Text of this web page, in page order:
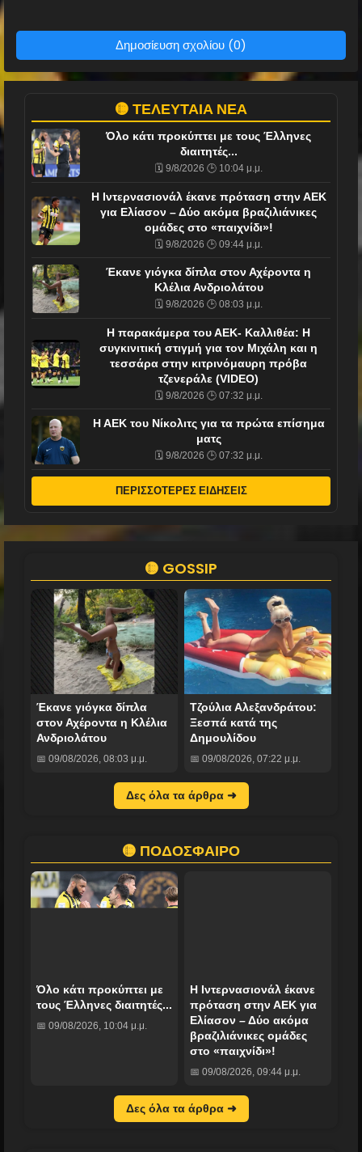
Δημοσίευση σχολίου (0)
🟡 ΤΕΛΕΥΤΑΙΑ ΝΕΑ
Όλο κάτι προκύπτει με τους Έλληνες
διαιτητές...
🗓️ 9/8/2026 🕒 10:04 μ.μ.
H Ιντερνασιονάλ έκανε πρόταση στην ΑΕΚ
για Ελίασον – Δύο ακόμα βραζιλιάνικες
ομάδες στο «παιχνίδι»!
🗓️ 9/8/2026 🕒 09:44 μ.μ.
Έκανε γιόγκα δίπλα στον Αχέροντα η
Κλέλια Ανδριολάτου
🗓️ 9/8/2026 🕒 08:03 μ.μ.
H παρακάμερα του ΑΕΚ- Καλλιθέα: Η
συγκινιτική στιγμή για τον Μιχάλη και η
τεσσάρα στην κιτρινόμαυρη πρόβα
τζενεράλε (VIDEO)
🗓️ 9/8/2026 🕒 07:32 μ.μ.
Η ΑΕΚ του Νίκολιτς για τα πρώτα επίσημα
ματς
🗓️ 9/8/2026 🕒 07:32 μ.μ.
ΠΕΡΙΣΣΟΤΕΡΕΣ ΕΙΔΗΣΕΙΣ
🟡 GOSSIP
Έκανε γιόγκα δίπλα
στον Αχέροντα η Κλέλια
Ανδριολάτου
📅 09/08/2026, 08:03 μ.μ.
Τζούλια Αλεξανδράτου:
Ξεσπά κατά της
Δημουλίδου
📅 09/08/2026, 07:22 μ.μ.
Δες όλα τα άρθρα ➜
🟡 ΠΟΔΟΣΦΑΙΡΟ
Όλο κάτι προκύπτει με
τους Έλληνες διαιτητές...
📅 09/08/2026, 10:04 μ.μ.
H Ιντερνασιονάλ έκανε
πρόταση στην ΑΕΚ για
Ελίασον – Δύο ακόμα
βραζιλιάνικες ομάδες
στο «παιχνίδι»!
📅 09/08/2026, 09:44 μ.μ.
Δες όλα τα άρθρα ➜